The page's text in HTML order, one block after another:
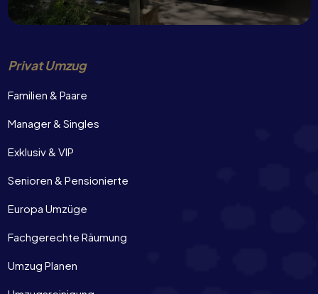
Privat Umzug
Familien & Paare
Manager & Singles
Exklusiv & VIP
Senioren & Pensionierte
Europa Umzüge
Fachgerechte Räumung
Umzug Planen